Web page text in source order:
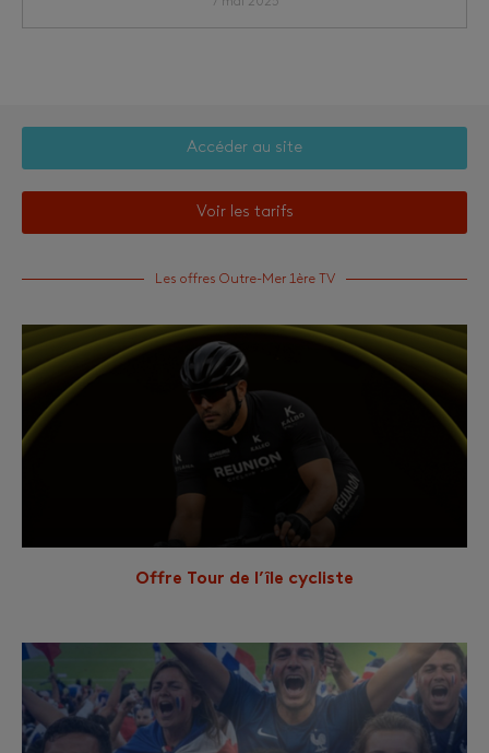
Accéder au site
Voir les tarifs
Les offres Outre-Mer 1ère TV
Offre Tour de l’île cycliste